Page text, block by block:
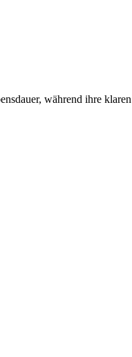
während ihre